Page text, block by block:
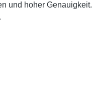
und hoher Genauigkeit.